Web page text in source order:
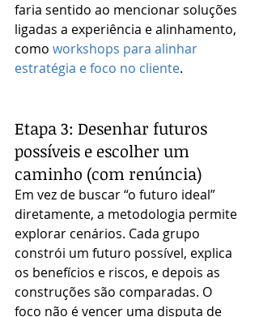
faria sentido ao mencionar soluções
ligadas a experiência e alinhamento,
como workshops para alinhar
estratégia e foco no cliente.
Etapa 3: Desenhar futuros
possíveis e escolher um
caminho (com renúncia)
Em vez de buscar “o futuro ideal”
diretamente, a metodologia permite
explorar cenários. Cada grupo
constrói um futuro possível, explica
os benefícios e riscos, e depois as
construções são comparadas. O
foco não é vencer uma disputa de